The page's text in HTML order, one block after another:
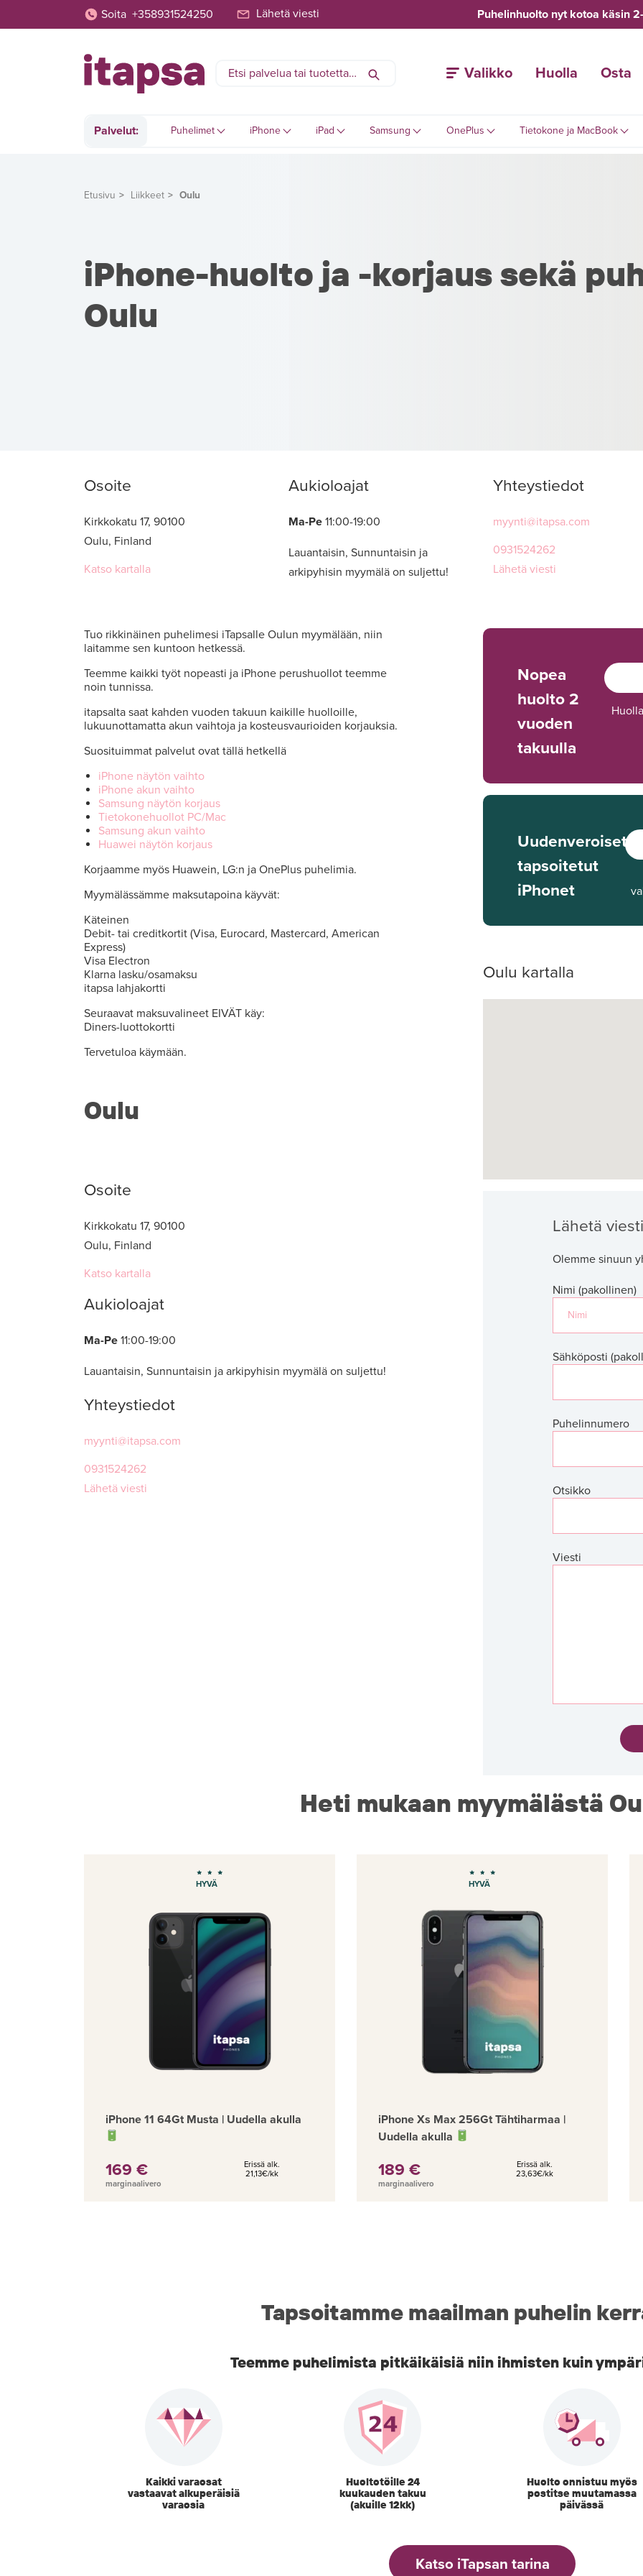
Soita +358931524250 Lähetä viesti Puhelinhuolto nyt kotoa käsin
Valikko Huolla Osta
Palvelut: Puhelimet iPhone iPad Samsung OnePlus Tietokone ja MacBook
Etusivu Liikkeet Oulu
iPhone-huolto ja -korjaus sekä
Oulu
Osoite
Kirkkokatu 17, 90100
Oulu, Finland
Katso kartalla
Aukioloajat
Ma-Pe 11:00-19:00
Lauantaisin, Sunnuntaisin ja
arkipyhisin myymälä on suljettu!
Yhteystiedot
myynti@itapsa.com
0931524262
Lähetä viesti
Tuo rikkinäinen puhelimesi iTapsalle Oulun myymälään, niin
laitamme sen kuntoon hetkessä.
Teemme kaikki työt nopeasti ja iPhone perushuollot teemme
noin tunnissa.
itapsalta saat kahden vuoden takuun kaikille huolloille,
lukuunottamatta akun vaihtoja ja kosteusvaurioiden korjauksia.
Suosituimmat palvelut ovat tällä hetkellä
iPhone näytön vaihto
iPhone akun vaihto
Samsung näytön korjaus
Tietokonehuollot PC/Mac
Samsung akun vaihto
Huawei näytön korjaus
Korjaamme myös Huawein, LG:n ja OnePlus puhelimia.
Myymälässämme maksutapoina käyvät:
Käteinen
Debit- tai creditkortit (Visa, Eurocard, Mastercard, American
Express)
Visa Electron
Klarna lasku/osamaksu
itapsa lahjakortti
Seuraavat maksuvalineet EIVÄT käy:
Diners-luottokortti
Tervetuloa käymään.
Oulu
Osoite
Kirkkokatu 17, 90100
Oulu, Finland
Katso kartalla
Aukioloajat
Ma-Pe 11:00-19:00
Lauantaisin, Sunnuntaisin ja arkipyhisin myymälä on suljettu!
Yhteystiedot
myynti@itapsa.com
0931524262
Lähetä viesti
Nopea
huolto 2
vuoden
takuulla
Uudenveroiset,
tapsoitetut
iPhonet
Oulu kartalla
Lähetä
Olemme sinuun
Nimi (pakollinen)
Sähköposti
Puhelinnumero
Otsikko
Viesti
Heti mukaan myymälästä
HYVÄ
iPhone 11 64Gt Musta | Uudella akulla
169 €
marginaalivero
Erissä alk.
21,13€/kk
HYVÄ
iPhone Xs Max 256Gt Tähtiharmaa |
Uudella akulla
189 €
marginaalivero
Erissä alk.
23,63€/kk
Tapsoitamme maailman puhelin
Teemme puhelimista pitkäikäisiä niin ihmisten kuin
Kaikki varaosat
vastaavat alkuperäisiä
varaosia
Huoltotöille 24
kuukauden takuu
(akuille 12kk)
Huolto onnistuu myös
postitse muutamassa
päivässä
Katso iTapsan tarina